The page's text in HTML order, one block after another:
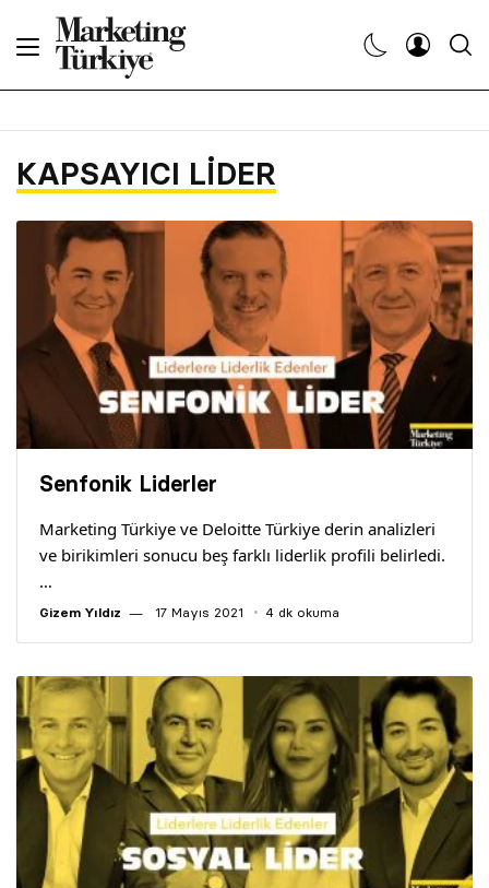
KAPSAYICI LIDER
Senfonik Liderler
Marketing Türkiye ve Deloitte Türkiye derin analizleri
ve birikimleri sonucu beş farklı liderlik profili belirledi.
…
Gizem Yıldız 17 Mayıs 2021 4 dk okuma
Dergiler
Etkinlikler
Söyleşiler
Kariyer